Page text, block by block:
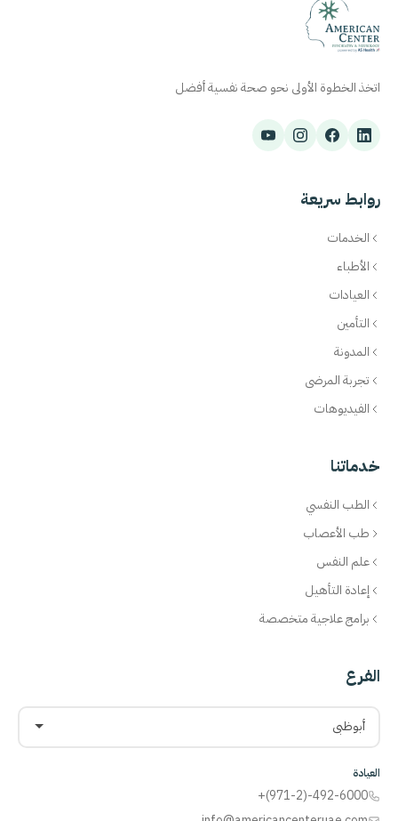
اتخذ الخطوة الأولى نحو صحة نفسية أفضل
روابط سريعة
الخدمات
الأطباء
العيادات
التأمين
المدونة
تجربة المرضى
الفيديوهات
خدماتنا
الطب النفسي
طب الأعصاب
علم النفس
إعادة التأهيل
برامج علاجية متخصصة
الفرع
أبوظبي
العيادة
+(971-2)-492-6000